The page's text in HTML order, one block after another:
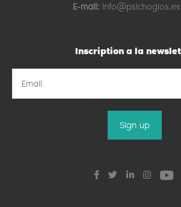
E-mail:
Inscription a la